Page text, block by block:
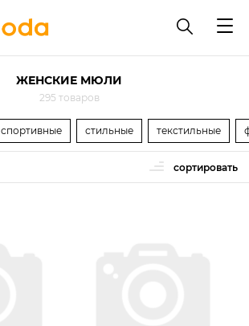
ЖЕНСКИЕ МЮЛИ
295 товаров
спортивные стильные текстильные
сортировать